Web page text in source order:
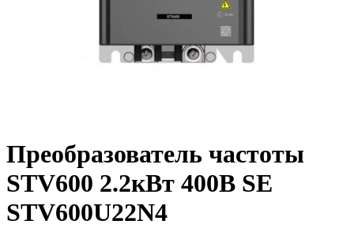
Преобразователь частоты
STV600 2.2кВт 400В SE
STV600U22N4